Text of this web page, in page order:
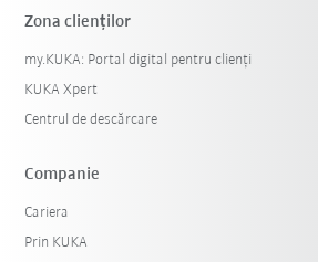
Zona clienților
my.KUKA: Portal digital pentru clienți
KUKA Xpert
Centrul de descărcare
Companie
Cariera
Prin KUKA